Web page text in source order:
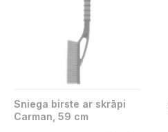
Sniega birste ar skrāpi
Carman, 59 cm